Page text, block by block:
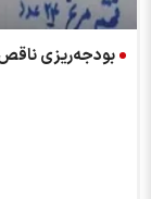
بودجه‌ریزی